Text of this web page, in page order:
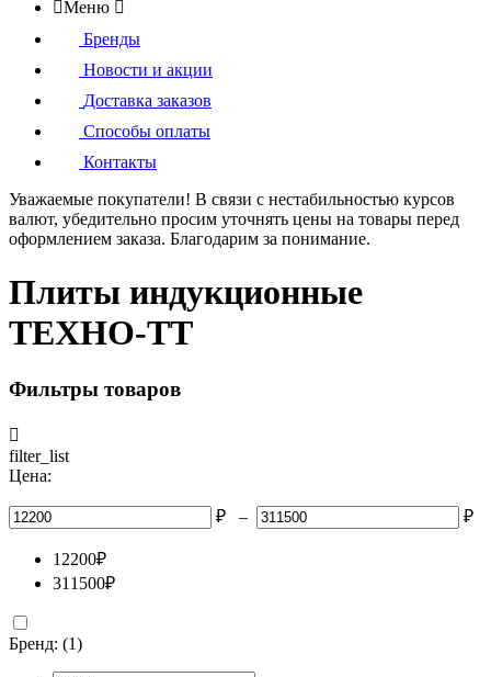
Меню 
Бренды
Новости и акции
Доставка заказов
Способы оплаты
Контакты
Уважаемые покупатели! В связи с нестабильностью курсов
валют, убедительно просим уточнять цены на товары перед
оформлением заказа. Благодарим за понимание.
Плиты индукционные
ТЕХНО-ТТ
Фильтры товаров

filter_list
Цена:
₽ – ₽
12200₽
311500₽
Бренд: (1)